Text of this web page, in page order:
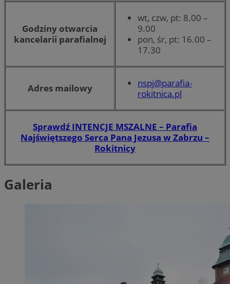
Godziny otwarcia
kancelarii parafialnej
wt, czw, pt: 8.00 –
9.00
pon, śr, pt: 16.00 –
17.30
Adres mailowy
nspj@parafia-
rokitnica.pl
Sprawdź INTENCJE MSZALNE – Parafia
Najświętszego Serca Pana Jezusa w Zabrzu –
Rokitnicy
Galeria